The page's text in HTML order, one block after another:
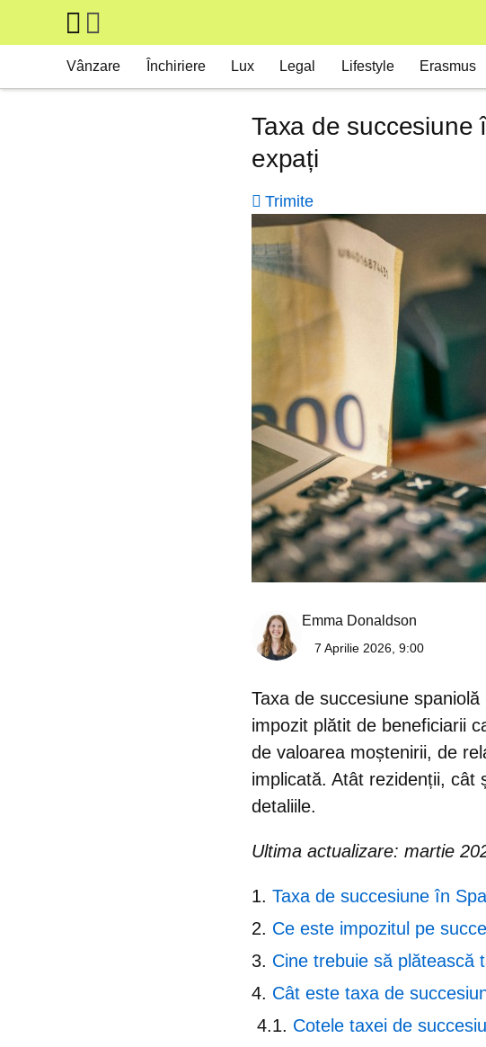
Skip to main content
Main navigation
Vânzare Închiriere Lux Legal Lifestyle Erasmus
Taxa de succesiune
expați
Trimite
Emma Donaldson
7 Aprilie 2026, 9:00
Taxa de succesiune
impozit plătit de beneficiarii
de valoarea moștenirii, de
implicată. Atât rezidenții, cât
detaliile.
Ultima actualizare: martie
Taxa de succesiune în
Ce este impozitul pe
Cine trebuie să plătească
Cât este taxa de
Cotele taxei de